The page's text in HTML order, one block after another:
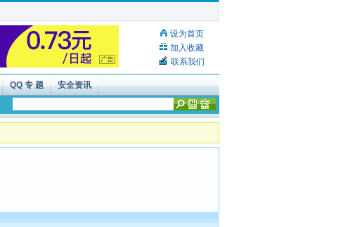
设为首页
加入收藏
联系我们
QQ 专 题 安全资讯